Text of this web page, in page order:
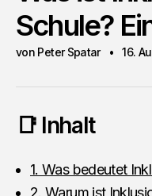
Schule?
von Peter Spatar 16.
📑 Inhalt
1. Was bedeutet
2. Warum ist